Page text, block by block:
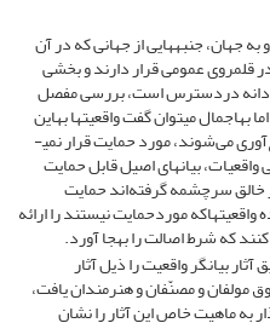
جهان، جنبه­هایی از جهانی که در آن
قلمروی عمومی قرار دارند و بخشی
دردسترس است، بررسی مفصل
به­اجمال میتوان گفت واقعیت­ها به­این
دلیل که خلق نمی­شوند، بلکه کشف یا جمع‌آوری می‌شوند، مورد حمایت قرار نمی­
بیان­های اصیل قابل حمایت
خالق سرچشمه گرفته‌اند حمایت
واقعیت­هاکه موردحمایت نیستند را ارائه
کنند که شرط اصالت را به­جا ­آورد.
بیان­گر واقعیت را ذیل آثار
حمایت حقوق مولفان و مصنّفان و هنرمندان یافت،
به ماهیت خاص این آثار را نشان